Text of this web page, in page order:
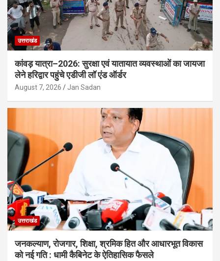
उत्तराखंड
कांवड़ यात्रा–2026: सुरक्षा एवं यातायात व्यवस्थाओं का जायजा
लेने हरिद्वार पहुंचे एडीजी लॉ एंड ऑर्डर
August 7, 2026 Jan Sadan
उत्तराखंड
जनकल्याण, रोजगार, शिक्षा, श्रमिक हित और आधारभूत विकास
को नई गति : धामी कैबिनेट के ऐतिहासिक फैसले